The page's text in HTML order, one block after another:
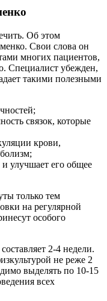
Об этом
Свои слова он
многих пациентов,
Специалист убежден,
такими полезными
связок, которые
крови,
улучшает его общее
только тем
на регулярной
особого
2-4 недели.
не реже 2
выделять по 10-15
всех